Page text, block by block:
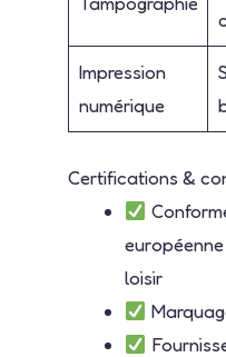
Impression
numérique
Certifications &
loisir